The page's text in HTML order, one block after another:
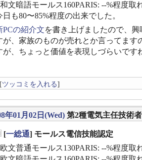
文暗語モールス160PARIS: --%程度取
日も80〜85%程度の出来でした。
PCの紹介文を書き上げましたので、
が、家族のものが売れとか言ってま
が、ちょっと価値を表現しづらいです
[ツッコミを入れる]
年01月02日(Wed) 第2種電気主任技術者
[一総通] モールス電信技能認定
文普通モールス130PARIS: --%程度取